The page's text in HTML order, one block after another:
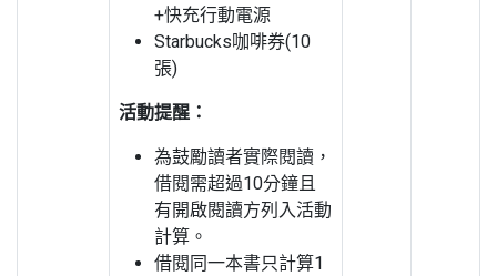
+快充行動電源
Starbucks咖啡券(10
張)
活動提醒：
為鼓勵讀者實際閱讀，
借閱需超過10分鐘且
有開啟閱讀方列入活動
計算。
借閱同一本書只計算1